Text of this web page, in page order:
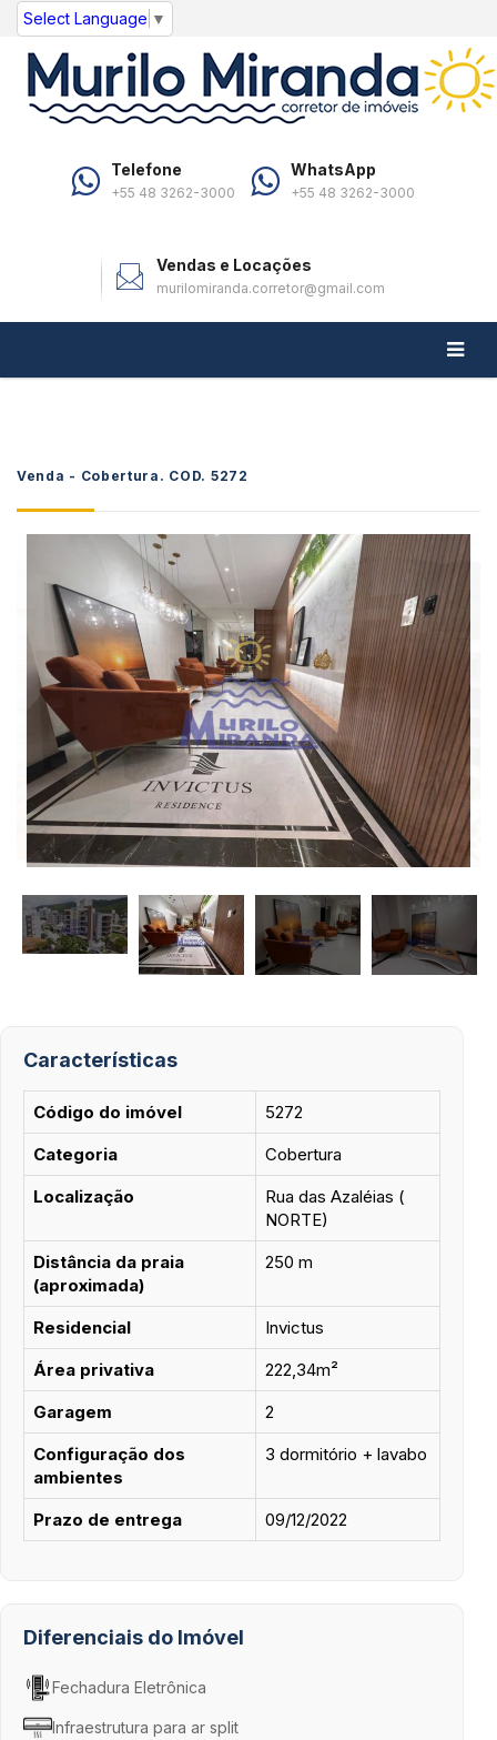
Select Language ▼
Telefone
+55 48 3262-3000
WhatsApp
+55 48 3262-3000
Vendas e Locações
murilomiranda.corretor@gmail.com
Venda - Cobertura. COD. 5272
Características
Código do imóvel
5272
Categoria
Cobertura
Localização
Rua das Azaléias (
NORTE)
Distância da praia
(aproximada)
250 m
Residencial
Invictus
Área privativa
222,34m²
Garagem
2
Configuração dos
ambientes
3 dormitório + lavabo
Prazo de entrega 09/12/2022
Diferenciais do Imóvel
Fechadura Eletrônica
Infraestrutura para ar split